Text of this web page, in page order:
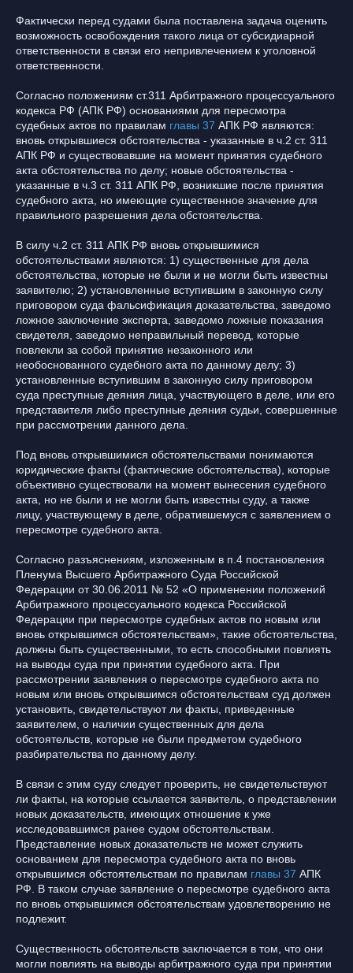
Фактически перед судами была поставлена задача оценить
возможность освобождения такого лица от субсидиарной
ответственности в связи его непривлечением к уголовной
ответственности.
Согласно положениям ст.311 Арбитражного процессуального
кодекса РФ (АПК РФ) основаниями для пересмотра
судебных актов по правилам главы 37 АПК РФ являются:
вновь открывшиеся обстоятельства - указанные в ч.2 ст. 311
АПК РФ и существовавшие на момент принятия судебного
акта обстоятельства по делу; новые обстоятельства -
указанные в ч.3 ст. 311 АПК РФ, возникшие после принятия
судебного акта, но имеющие существенное значение для
правильного разрешения дела обстоятельства.
В силу ч.2 ст. 311 АПК РФ вновь открывшимися
обстоятельствами являются: 1) существенные для дела
обстоятельства, которые не были и не могли быть известны
заявителю; 2) установленные вступившим в законную силу
приговором суда фальсификация доказательства, заведомо
ложное заключение эксперта, заведомо ложные показания
свидетеля, заведомо неправильный перевод, которые
повлекли за собой принятие незаконного или
необоснованного судебного акта по данному делу; 3)
установленные вступившим в законную силу приговором
суда преступные деяния лица, участвующего в деле, или его
представителя либо преступные деяния судьи, совершенные
при рассмотрении данного дела.
Под вновь открывшимися обстоятельствами понимаются
юридические факты (фактические обстоятельства), которые
объективно существовали на момент вынесения судебного
акта, но не были и не могли быть известны суду, а также
лицу, участвующему в деле, обратившемуся с заявлением о
пересмотре судебного акта.
Согласно разъяснениям, изложенным в п.4 постановления
Пленума Высшего Арбитражного Суда Российской
Федерации от 30.06.2011 № 52 «О применении положений
Арбитражного процессуального кодекса Российской
Федерации при пересмотре судебных актов по новым или
вновь открывшимся обстоятельствам», такие обстоятельства,
должны быть существенными, то есть способными повлиять
на выводы суда при принятии судебного акта. При
рассмотрении заявления о пересмотре судебного акта по
новым или вновь открывшимся обстоятельствам суд должен
установить, свидетельствуют ли факты, приведенные
заявителем, о наличии существенных для дела
обстоятельств, которые не были предметом судебного
разбирательства по данному делу.
В связи с этим суду следует проверить, не свидетельствуют
ли факты, на которые ссылается заявитель, о представлении
новых доказательств, имеющих отношение к уже
исследовавшимся ранее судом обстоятельствам.
Представление новых доказательств не может служить
основанием для пересмотра судебного акта по вновь
открывшимся обстоятельствам по правилам главы 37 АПК
РФ. В таком случае заявление о пересмотре судебного акта
по вновь открывшимся обстоятельствам удовлетворению не
подлежит.
Существенность обстоятельств заключается в том, что они
могли повлиять на выводы арбитражного суда при принятии